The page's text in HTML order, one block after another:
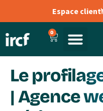
Espace client
0
Le
| Agence